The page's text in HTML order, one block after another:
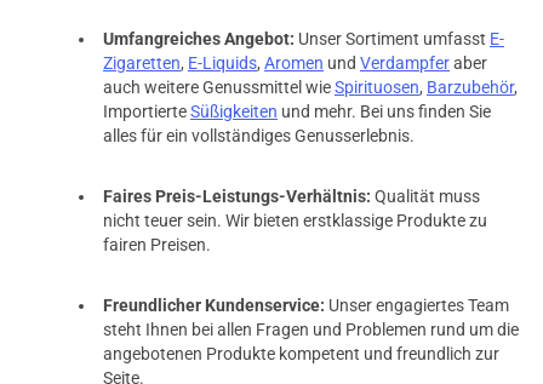
Umfangreiches Angebot: Unser Sortiment umfasst E-
Zigaretten, E-Liquids, Aromen und Verdampferaber
auch weitere Genussmittel wieSpirituosen, Barzubehör,
ImportierteSüßigkeiten und mehr. Bei uns finden Sie
alles für ein vollständiges Genusserlebnis.
Faires Preis-Leistungs-Verhältnis: Qualität muss
nicht teuer sein. Wir bieten erstklassige Produkte zu
fairen Preisen.
Freundlicher Kundenservice: Unser engagiertes Team
steht Ihnen bei allen Fragen und Problemen rund um die
angebotenen Produkte kompetent und freundlich zur
Seite.